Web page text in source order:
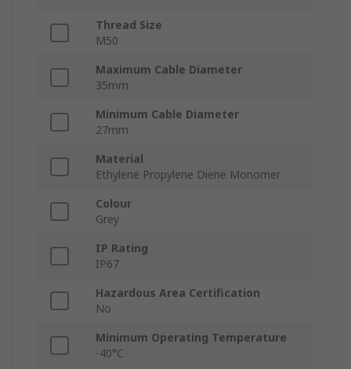
Thread Size
M50
Maximum Cable Diameter
35mm
Minimum Cable Diameter
27mm
Material
Ethylene Propylene Diene Monomer
Colour
Grey
IP Rating
IP67
Hazardous Area Certification
No
Minimum Operating Temperature
-40°C